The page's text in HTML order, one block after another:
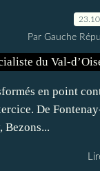
Par Gauche
en point
De
Bezons...